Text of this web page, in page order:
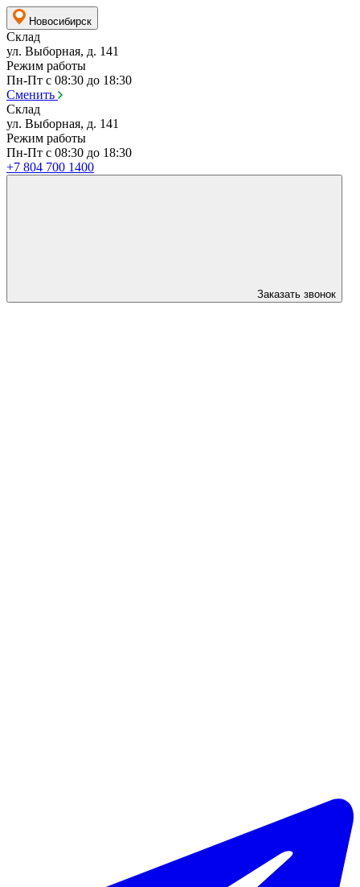
Новосибирск
Склад
ул. Выборная, д. 141
Режим работы
Пн-Пт с 08:30 до 18:30
Сменить
Склад
ул. Выборная, д. 141
Режим работы
Пн-Пт с 08:30 до 18:30
+7 804 700 1400
Заказать звонок